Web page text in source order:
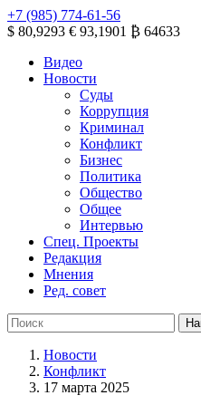
+7 (985) 774-61-56
$ 80,9293 € 93,1901 ₿ 64633
Видео
Новости
Суды
Коррупция
Криминал
Конфликт
Бизнес
Политика
Общество
Общее
Интервью
Спец. Проекты
Редакция
Мнения
Ред. совет
Новости
Конфликт
17 марта 2025